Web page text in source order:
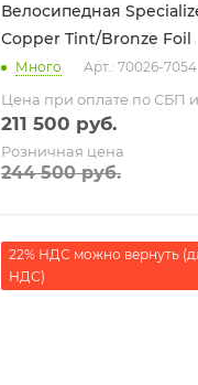
Велосипедная
Copper Tint/Bronze Foil
Много Арт.: 70026-7054
Цена при оплате по СБП
211 500 руб.
Розничная цена
244 500руб.
22% НДС можно вернуть
НДС)